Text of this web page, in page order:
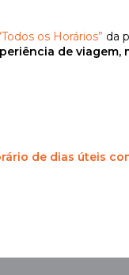
os Horários” da
de viagem,
de dias úteis